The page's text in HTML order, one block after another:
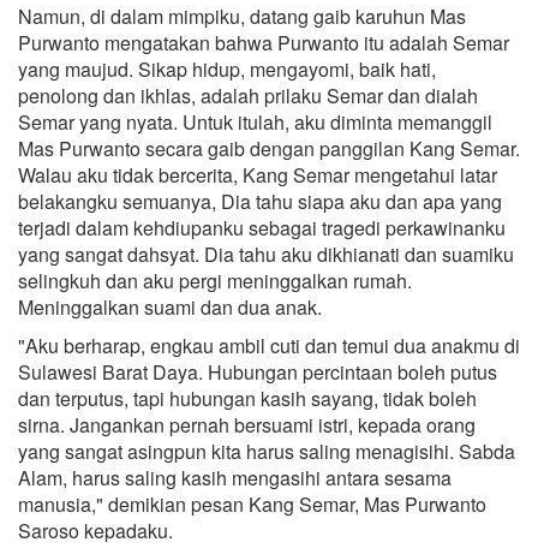
Namun, di dalam mimpiku, datang gaib karuhun Mas
Purwanto mengatakan bahwa Purwanto itu adalah Semar
yang maujud. Sikap hidup, mengayomi, baik hati,
penolong dan ikhlas, adalah prilaku Semar dan dialah
Semar yang nyata. Untuk itulah, aku diminta memanggil
Mas Purwanto secara gaib dengan panggilan Kang Semar.
Walau aku tidak bercerita, Kang Semar mengetahui latar
belakangku semuanya, Dia tahu siapa aku dan apa yang
terjadi dalam kehdiupanku sebagai tragedi perkawinanku
yang sangat dahsyat. Dia tahu aku dikhianati dan suamiku
selingkuh dan aku pergi meninggalkan rumah.
Meninggalkan suami dan dua anak.
"Aku berharap, engkau ambil cuti dan temui dua anakmu di
Sulawesi Barat Daya. Hubungan percintaan boleh putus
dan terputus, tapi hubungan kasih sayang, tidak boleh
sirna. Jangankan pernah bersuami istri, kepada orang
yang sangat asingpun kita harus saling menagisihi. Sabda
Alam, harus saling kasih mengasihi antara sesama
manusia," demikian pesan Kang Semar, Mas Purwanto
Saroso kepadaku.